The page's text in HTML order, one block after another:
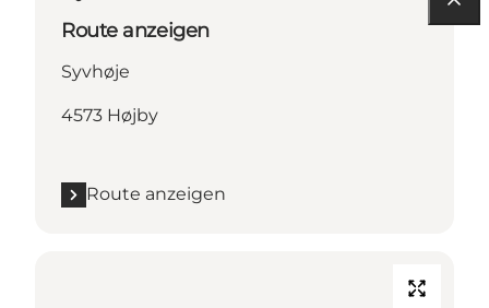
Route anzeigen
Syvhøje
4573 Højby
Route anzeigen